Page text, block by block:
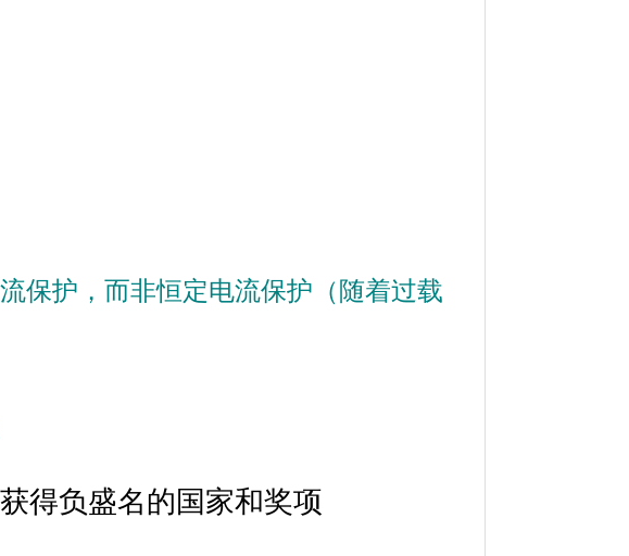
保护，而非恒定电流保护（随着过载
得负盛名的国家和奖项